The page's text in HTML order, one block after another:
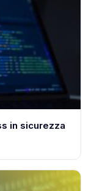
in sicurezza